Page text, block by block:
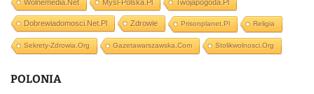
Wolnemedia.net Mysl-Polska.pl Twojapogoda.pl
Dobrewiadomosci.net.pl Zdrowie Prisonplanet.pl Religia
Sekrety-Zdrowia.org Gazetawarszawska.com Stolikwolnosci.org
POLONIA